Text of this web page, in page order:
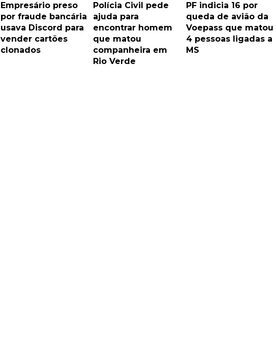
Empresário preso
por fraude bancária
usava Discord para
vender cartões
clonados
Polícia Civil pede
ajuda para
encontrar homem
que matou
companheira em
Rio Verde
PF indicia 16 por
queda de avião da
Voepass que matou
4 pessoas ligadas a
MS